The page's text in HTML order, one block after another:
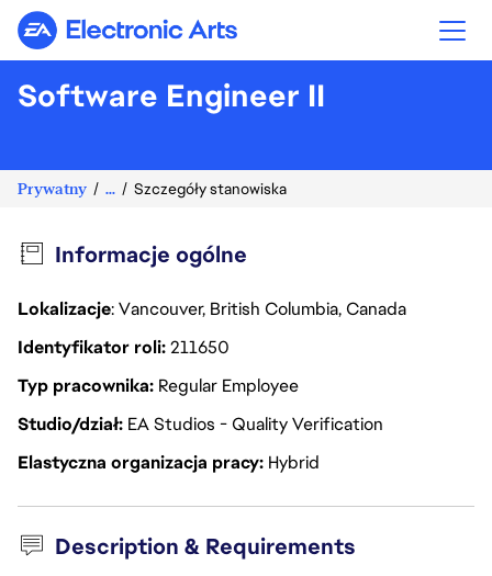
Electronic Arts
Software Engineer II
Prywatny ... Szczegóły stanowiska
Informacje ogólne
Lokalizacje: Vancouver, British Columbia, Canada
Identyfikator roli211650
Typ pracownika Regular Employee
Studio/dział EA Studios - Quality Verification
Elastyczna organizacja pracy Hybrid
Description & Requirements